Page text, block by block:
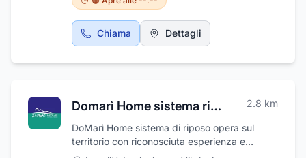
Chiama Dettagli
Domarì Home sistema riposo 2.8 km
DoMarì Home sistema di riposo opera sul
territorio con riconosciuta esperienza e
professionalità rivolgendosi con successo ad